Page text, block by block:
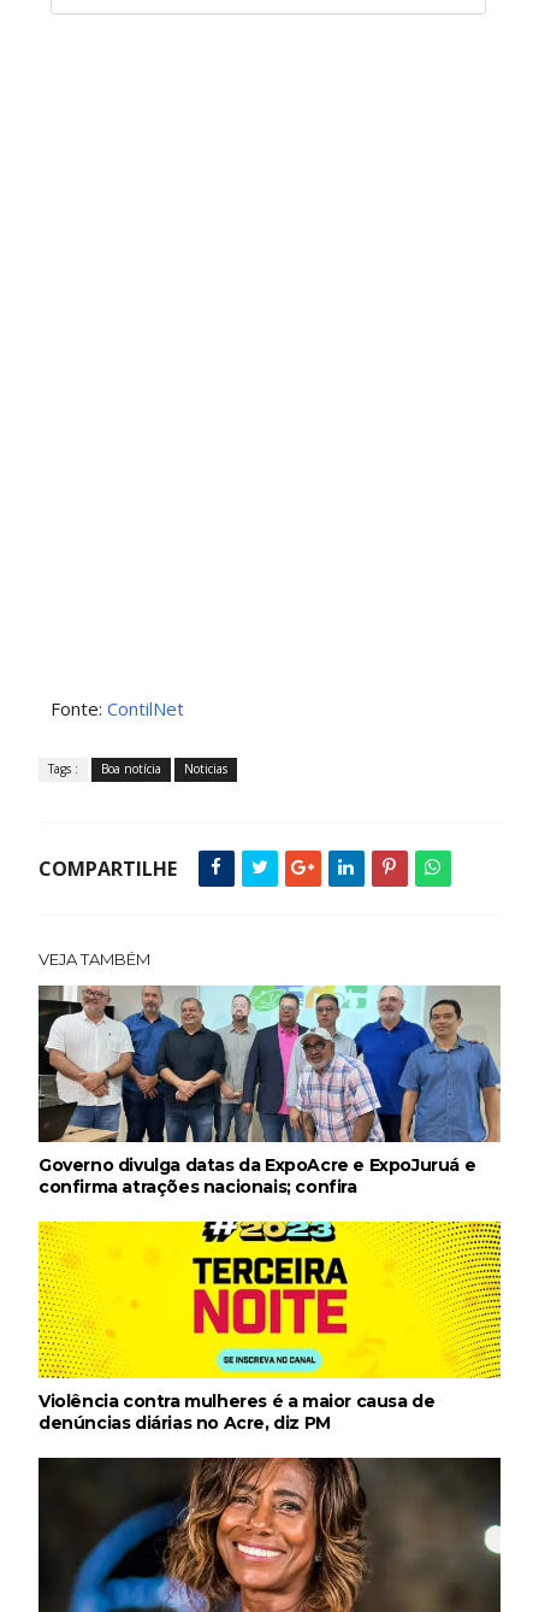
Fonte: ContilNet
Tags : Boa notícia Noticias
COMPARTILHE
VEJA TAMBÉM
Governo divulga datas da ExpoAcre e ExpoJuruá e
confirma atrações nacionais; confira
Violência contra mulheres é a maior causa de
denúncias diárias no Acre, diz PM